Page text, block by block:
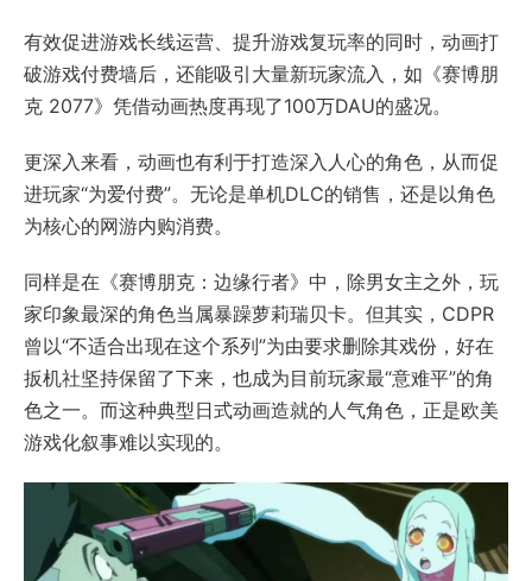
有效促进游戏长线运营、提升游戏复玩率的同时，动画打
破游戏付费墙后，还能吸引大量新玩家流入，如《赛博朋
克 2077》凭借动画热度再现了100万DAU的盛况。
更深入来看，动画也有利于打造深入人心的角色，从而促
进玩家“为爱付费”。无论是单机DLC的销售，还是以角色
为核心的网游内购消费。
同样是在《赛博朋克：边缘行者》中，除男女主之外，玩
家印象最深的角色当属暴躁萝莉瑞贝卡。但其实，CDPR
曾以“不适合出现在这个系列”为由要求删除其戏份，好在
扳机社坚持保留了下来，也成为目前玩家最“意难平”的角
色之一。而这种典型日式动画造就的人气角色，正是欧美
游戏化叙事难以实现的。